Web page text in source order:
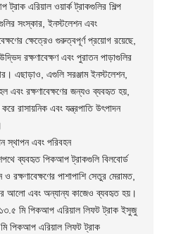
ট্রাক এরিয়াল ওয়ার্ক ট্রাকগুলির শিল্প
সংস্কার, ইনস্টলেশন এবং
ক্ষেত্রেও গুরুত্বপূর্ণ প্রয়োগ রয়েছে,
রক্ষণাবেক্ষণ এবং পুরাতন পাড়াগুলির
এছাড়াও, এগুলি সরঞ্জাম ইনস্টলেশন,
এবং রক্ষণাবেক্ষণের জন্যও ব্যবহৃত হয়,
করে রাসায়নিক এবং যন্ত্রপাতি উৎপাদন
স্থাপন এবং পরিবহন
ব্যবহৃত পিকআপ ট্রাকগুলি বিলবোর্ড
ও রক্ষণাবেক্ষণের পাশাপাশি সেতুর মেরামত,
আলো এবং অন্যান্য কাজেও ব্যবহৃত হয়।
মি পিকআপ এরিয়াল লিফট ট্রাক ইসুজু
পিকআপ এরিয়াল লিফট ট্রাক